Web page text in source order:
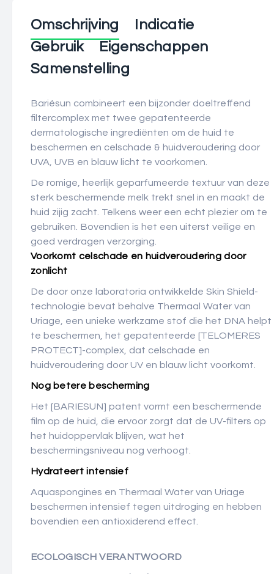
Omschrijving
Indicatie
Gebruik
Eigenschappen
Samenstelling
Bariésun combineert een bijzonder doeltreffend
filtercomplex met twee gepatenteerde
dermatologische ingrediënten om de huid te
beschermen en celschade & huidveroudering door
UVA, UVB en blauw licht te voorkomen.
De romige, heerlijk geparfumeerde textuur van deze
sterk beschermende melk trekt snel in en maakt de
huid zijig zacht. Telkens weer een echt plezier om te
gebruiken. Bovendien is het een uiterst veilige en
goed verdragen verzorging.
Voorkomt celschade en huidveroudering door
zonlicht
De door onze laboratoria ontwikkelde Skin Shield-
technologie bevat behalve Thermaal Water van
Uriage, een unieke werkzame stof die het DNA helpt
te beschermen, het gepatenteerde [TELOMERES
PROTECT]-complex, dat celschade en
huidveroudering door UV en blauw licht voorkomt.
Nog betere bescherming
Het [BARIESUN] patent vormt een beschermende
film op de huid, die ervoor zorgt dat de UV-filters op
het huidoppervlak blijven, wat het
beschermingsniveau nog verhoogt.
Hydrateert intensief
Aquaspongines en Thermaal Water van Uriage
beschermen intensief tegen uitdroging en hebben
bovendien een antioxiderend effect.
ECOLOGISCH VERANTWOORD